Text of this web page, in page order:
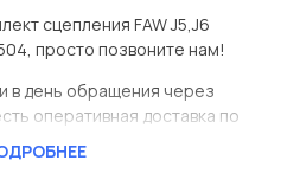
сцепления FAW J5,J6
просто позвоните нам!
в день обращения через
оперативная доставка по